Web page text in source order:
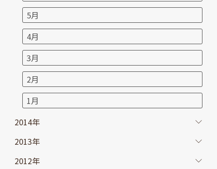
5月
4月
3月
2月
1月
2014年
2013年
2012年